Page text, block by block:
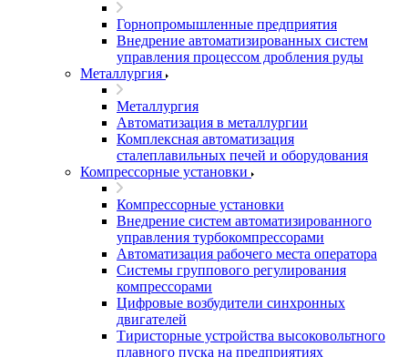
Горнопромышленные предприятия
Внедрение автоматизированных систем
управления процессом дробления руды
Металлургия
Металлургия
Автоматизация в металлургии
Комплексная автоматизация
сталеплавильных печей и оборудования
Компрессорные установки
Компрессорные установки
Внедрение систем автоматизированного
управления турбокомпрессорами
Автоматизация рабочего места оператора
Системы группового регулирования
компрессорами
Цифровые возбудители синхронных
двигателей
Тиристорные устройства высоковольтного
плавного пуска на предприятиях